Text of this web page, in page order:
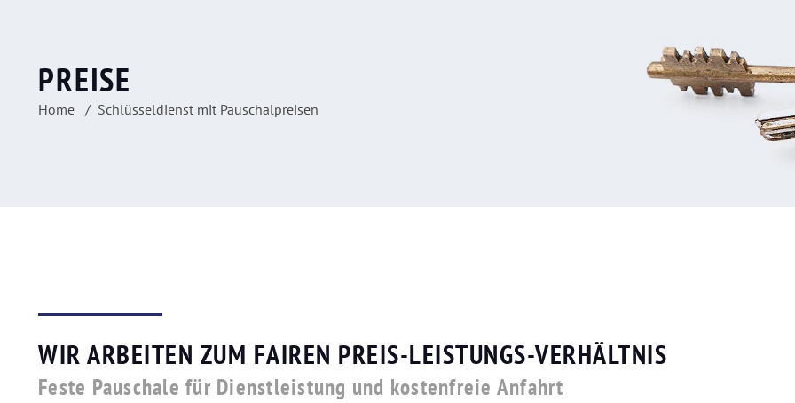
PREISE
Home Schlüsseldienst mit Pauschalpreisen
WIR ARBEITEN ZUM FAIREN PREIS-LEISTUNGS-VERHÄLTNIS
Feste Pauschale für Dienstleistung und kostenfreie Anfahrt